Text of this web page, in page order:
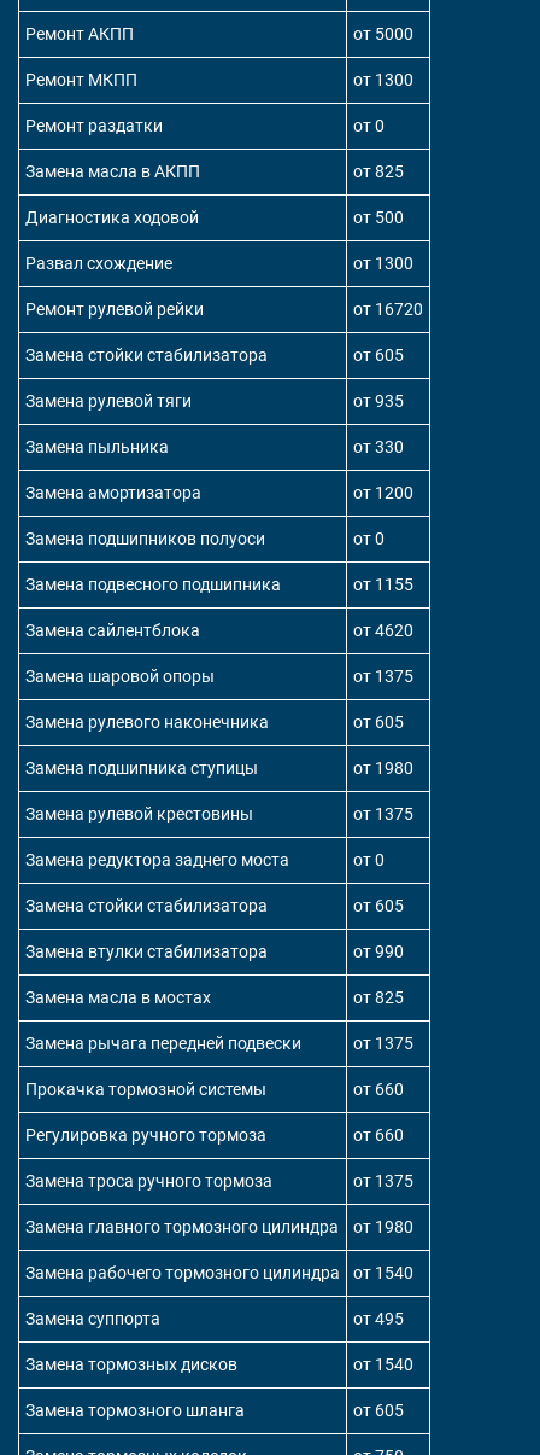
Ремонт АКПП от 5000
Ремонт МКПП от 1300
Ремонт раздатки от 0
Замена масла в АКПП от 825
Диагностика ходовой от 500
Развал схождение от 1300
Ремонт рулевой рейки от 16720
Замена стойки стабилизатора от 605
Замена рулевой тяги от 935
Замена пыльника от 330
Замена амортизатора от 1200
Замена подшипников полуоси от 0
Замена подвесного подшипника от 1155
Замена сайлентблока от 4620
Замена шаровой опоры от 1375
Замена рулевого наконечника от 605
Замена подшипника ступицы от 1980
Замена рулевой крестовины от 1375
Замена редуктора заднего моста от 0
Замена стойки стабилизатора от 605
Замена втулки стабилизатора от 990
Замена масла в мостах от 825
Замена рычага передней подвески от 1375
Прокачка тормозной системы от 660
Регулировка ручного тормоза от 660
Замена троса ручного тормоза от 1375
Замена главного тормозного цилиндра от 1980
Замена рабочего тормозного цилиндра от 1540
Замена суппорта от 495
Замена тормозных дисков от 1540
Замена тормозного шланга от 605